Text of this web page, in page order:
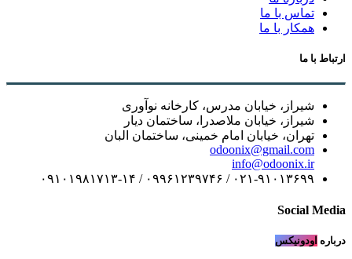
تماس با ما
همکار با ما
ارتباط با ما
شیراز، خیابان مدرس، کارخانه نوآوری
شیراز، خیابان ملاصدرا، ساختمان دیار
تهران، خیابان امام خمینی، ساختمان البان
odoonix@gmail.com
info@odoonix.ir
۰۲۱-۹۱۰۱۳۶۹۹ / ۰۹۹۶۱۲۳۹۷۴۶ / ۰۹۱۰۱۹۸۱۷۱۳-۱۴
Social Media
درباره اودونیکس